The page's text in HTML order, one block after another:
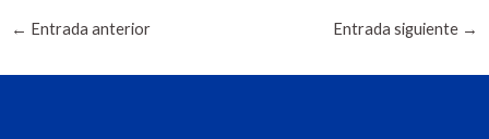
← Entrada anterior Entrada siguiente →